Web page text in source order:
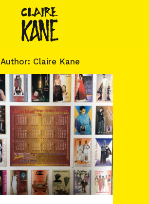
Author: Claire Kane